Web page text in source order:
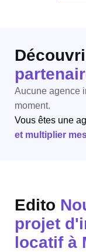
Aucune agence
moment.
Vous êtes une
et multiplier
Edito
projet
locatif à